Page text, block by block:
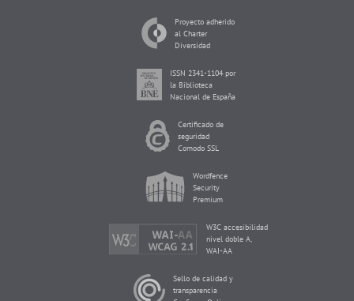
Proyecto adherido
al Charter
Diversidad
ISSN 2341-1104 por
la Biblioteca
Nacional de España
Certificado de
seguridad
Comodo SSL
Wordfence
Security
Premium
W3C accesibilidad
nivel doble A,
WAI-AA
Sello de calidad y
transparencia